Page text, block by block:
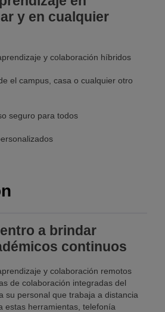
y en cualquier
y colaboración híbridos
el campus, casa o cualquier otro
seguro para todos
a brindar
continuos
y colaboración remotos
de colaboración integradas del
su personal que trabaja a distancia
estas herramientas, telefonía